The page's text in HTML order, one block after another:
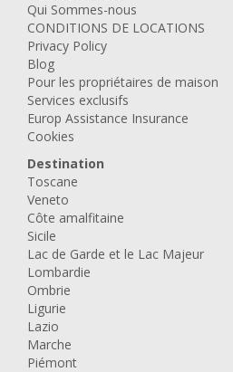
Qui Sommes-nous
CONDITIONS DE LOCATIONS
Privacy Policy
Blog
Pour les propriétaires de maison
Services exclusifs
Europ Assistance Insurance
Cookies
Destination
Toscane
Veneto
Côte amalfitaine
Sicile
Lac de Garde et le Lac Majeur
Lombardie
Ombrie
Ligurie
Lazio
Marche
Piémont